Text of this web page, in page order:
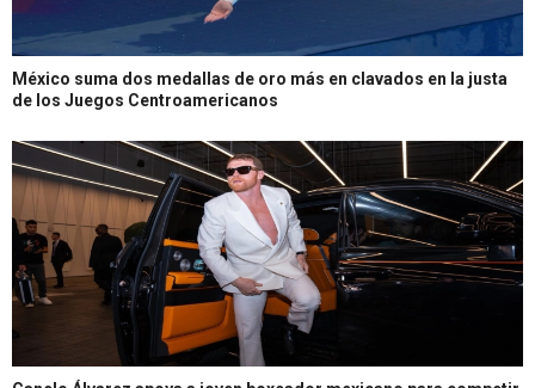
México suma dos medallas de oro más en clavados en la justa
de los Juegos Centroamericanos